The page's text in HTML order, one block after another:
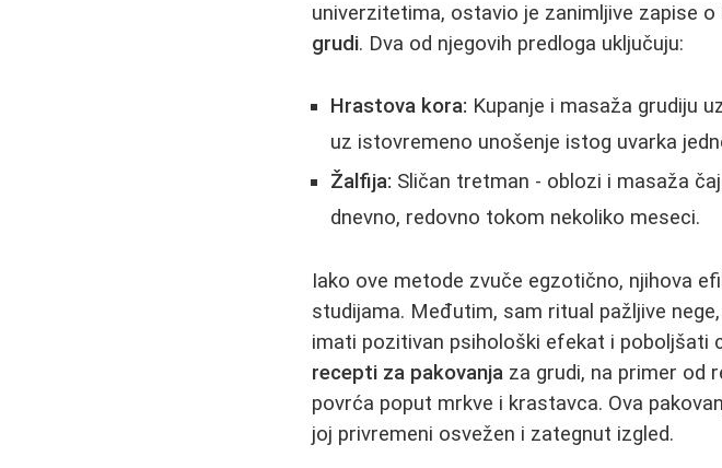
univerzitetima, ostavio je zanimljive zapise o
grudi. Dva od njegovih predloga uključuju:
Hrastova kora: Kupanje i masaža grudiju
uz istovremeno unošenje istog uvarka
Žalfija: Sličan tretman - oblozi i masaža
dnevno, redovno tokom nekoliko meseci.
Iako ove metode zvuče egzotično, njihova
studijama. Međutim, sam ritual pažljive
imati pozitivan psihološki efekat i poboljšati
recepti za pakovanja za grudi, na primer od
povrća poput mrkve i krastavca. Ova
joj privremeni osvežen i zategnut izgled.